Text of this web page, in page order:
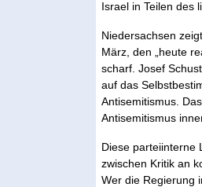
Israel in Teilen des
Niedersachsen
März, den „heute
scharf. Josef
auf das
Antisemitismus.
Antisemitismus
Diese parteiinterne
zwischen Kritik an
Wer die Regierung